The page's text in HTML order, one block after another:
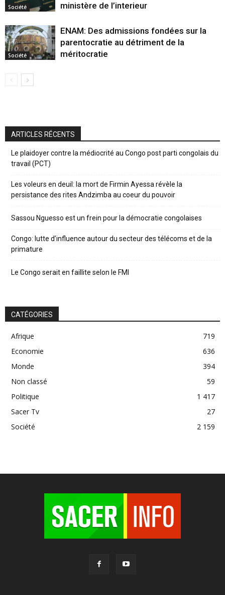
Société
ministère de l’interieur
Société
ENAM: Des admissions fondées sur la
parentocratie au détriment de la
méritocratie
ARTICLES RÉCENTS
Le plaidoyer contre la médiocrité au Congo post parti congolais du
travail (PCT)
Les voleurs en deuil: la mort de Firmin Ayessa révèle la
persistance des rites Andzimba au coeur du pouvoir
Sassou Nguesso est un frein pour la démocratie congolaises
Congo: lutte d’influence autour du secteur des télécoms et de la
primature
Le Congo serait en faillite selon le FMI
CATÉGORIES
Afrique
719
Economie
636
Monde
394
Non classé
59
Politique
1 417
Sacer Tv
27
Société
2 159